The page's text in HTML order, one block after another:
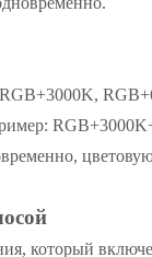
который